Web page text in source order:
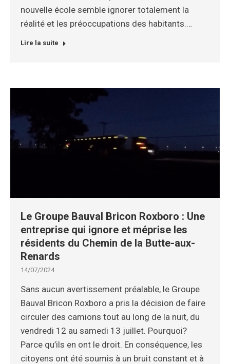
nouvelle école semble ignorer totalement la
réalité et les préoccupations des habitants.…
Lire la suite
Le Groupe Bauval Bricon Roxboro : Une
entreprise qui ignore et méprise les
résidents du Chemin de la Butte-aux-
Renards
14/07/2024
Sans aucun avertissement préalable, le Groupe
Bauval Bricon Roxboro a pris la décision de faire
circuler des camions tout au long de la nuit, du
vendredi 12 au samedi 13 juillet. Pourquoi?
Parce qu’ils en ont le droit. En conséquence, les
citoyens ont été soumis à un bruit constant et à